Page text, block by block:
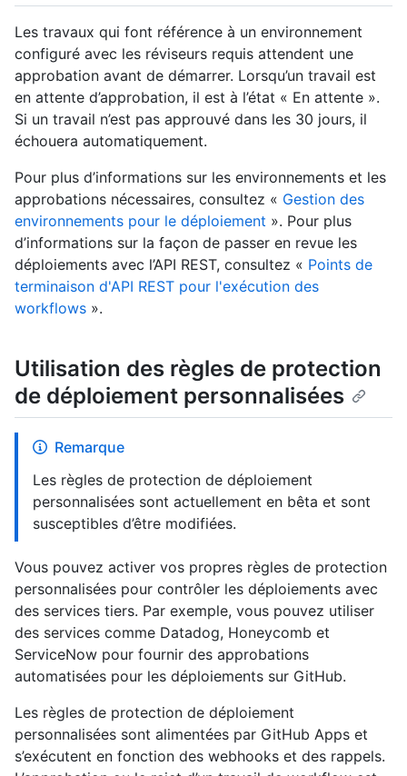
Les travaux qui font référence à un environnement
configuré avec les réviseurs requis attendent une
approbation avant de démarrer. Lorsqu’un travail est
en attente d’approbation, il est à l’état « En attente ».
Si un travail n’est pas approuvé dans les 30 jours, il
échouera automatiquement.
Pour plus d’informations sur les environnements et les
approbations nécessaires, consultez « Gestion des
environnements pour le déploiement ». Pour plus
d’informations sur la façon de passer en revue les
déploiements avec l’API REST, consultez « Points de
terminaison d'API REST pour l'exécution des
workflows ».
Utilisation des règles de protection
de déploiement personnalisées
Remarque
Les règles de protection de déploiement
personnalisées sont actuellement en bêta et sont
susceptibles d’être modifiées.
Vous pouvez activer vos propres règles de protection
personnalisées pour contrôler les déploiements avec
des services tiers. Par exemple, vous pouvez utiliser
des services comme Datadog, Honeycomb et
ServiceNow pour fournir des approbations
automatisées pour les déploiements sur GitHub.
Les règles de protection de déploiement
personnalisées sont alimentées par GitHub Apps et
s’exécutent en fonction des webhooks et des rappels.